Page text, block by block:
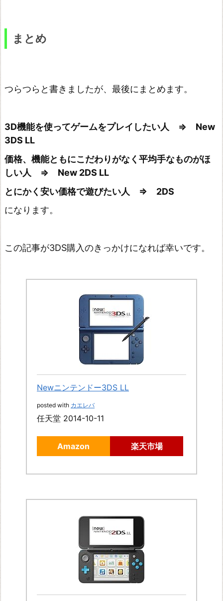
まとめ
つらつらと書きましたが、最後にまとめます。
3D機能を使ってゲームをプレイしたい人 ⇒ New
3DS LL
価格、機能ともにこだわりがなく平均手なものがほ
しい人 ⇒ New 2DS LL
とにかく安い価格で遊びたい人 ⇒ 2DS
になります。
この記事が3DS購入のきっかけになれば幸いです。
Newニンテンドー3DS LL
posted with カエレバ
任天堂 2014-10-11
Amazon 楽天市場